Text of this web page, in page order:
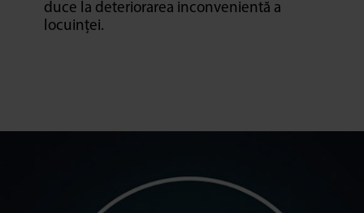
duce la deteriorarea inconvenientă a
locuinței.